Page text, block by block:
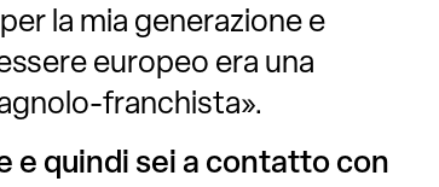
la mia generazione e
europeo era una
franchista».
e quindi sei a contatto con